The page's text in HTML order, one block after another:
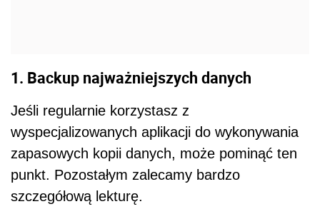
1. Backup najważniejszych danych
Jeśli regularnie korzystasz z
wyspecjalizowanych aplikacji do wykonywania
zapasowych kopii danych, może pominąć ten
punkt. Pozostałym zalecamy bardzo
szczegółową lekturę.